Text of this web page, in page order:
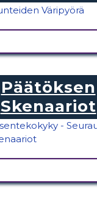
Päätöksen
Skenaariot